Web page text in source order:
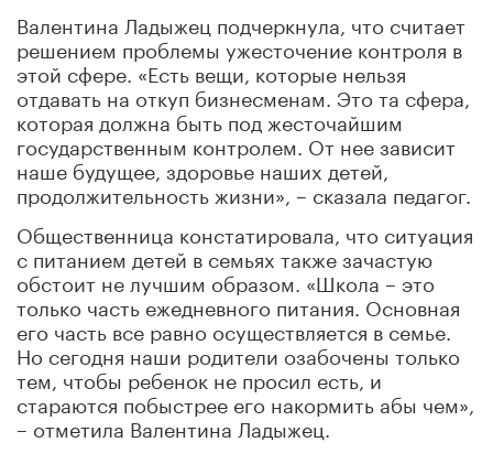
Валентина Ладыжец подчеркнула, что считает
решением проблемы ужесточение контроля в
этой сфере. «Есть вещи, которые нельзя
отдавать на откуп бизнесменам. Это та сфера,
которая должна быть под жесточайшим
государственным контролем. От нее зависит
наше будущее, здоровье наших детей,
продолжительность жизни», – сказала педагог.
Общественница констатировала, что ситуация
с питанием детей в семьях также зачастую
обстоит не лучшим образом. «Школа – это
только часть ежедневного питания. Основная
его часть все равно осуществляется в семье.
Но сегодня наши родители озабочены только
тем, чтобы ребенок не просил есть, и
стараются побыстрее его накормить абы чем»,
– отметила Валентина Ладыжец.